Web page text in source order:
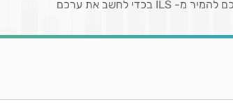
המציין את הכמות לקבלת שער או הזינו כמות מטבעות שברצונכם להמיר מ- ILS בכדי לחשב את ערכם